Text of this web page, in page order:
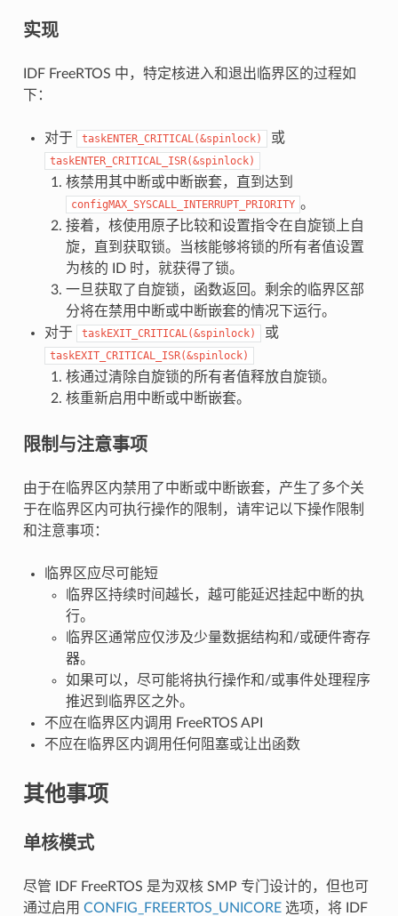
实现
IDF FreeRTOS 中，特定核进入和退出临界区的过程如
下：
对于 taskENTER_CRITICAL(&spinlock) 或
taskENTER_CRITICAL_ISR(&spinlock)
核禁用其中断或中断嵌套，直到达到
configMAX_SYSCALL_INTERRUPT_PRIORITY 。
接着，核使用原子比较和设置指令在自旋锁上自
旋，直到获取锁。当核能够将锁的所有者值设置
为核的 ID 时，就获得了锁。
一旦获取了自旋锁，函数返回。剩余的临界区部
分将在禁用中断或中断嵌套的情况下运行。
对于
taskEXIT_CRITICAL(&spinlock) 或
taskEXIT_CRITICAL_ISR(&spinlock)
核通过清除自旋锁的所有者值释放自旋锁。
核重新启用中断或中断嵌套。
限制与注意事项
由于在临界区内禁用了中断或中断嵌套，产生了多个关
于在临界区内可执行操作的限制，请牢记以下操作限制
和注意事项：
临界区应尽可能短
临界区持续时间越长，越可能延迟挂起中断的执
行。
临界区通常应仅涉及少量数据结构和/或硬件寄存
器。
如果可以，尽可能将执行操作和/或事件处理程序
推迟到临界区之外。
不应在临界区内调用 FreeRTOS API
不应在临界区内调用任何阻塞或让出函数
其他事项
单核模式
尽管 IDF FreeRTOS 是为双核 SMP 专门设计的，但也可
通过启用 CONFIG_FREERTOS_UNICORE选项，将 IDF